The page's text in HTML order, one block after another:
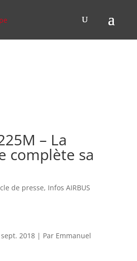
– La
complète sa
de presse, Infos AIRBUS
sept. 2018 | Par Emmanuel